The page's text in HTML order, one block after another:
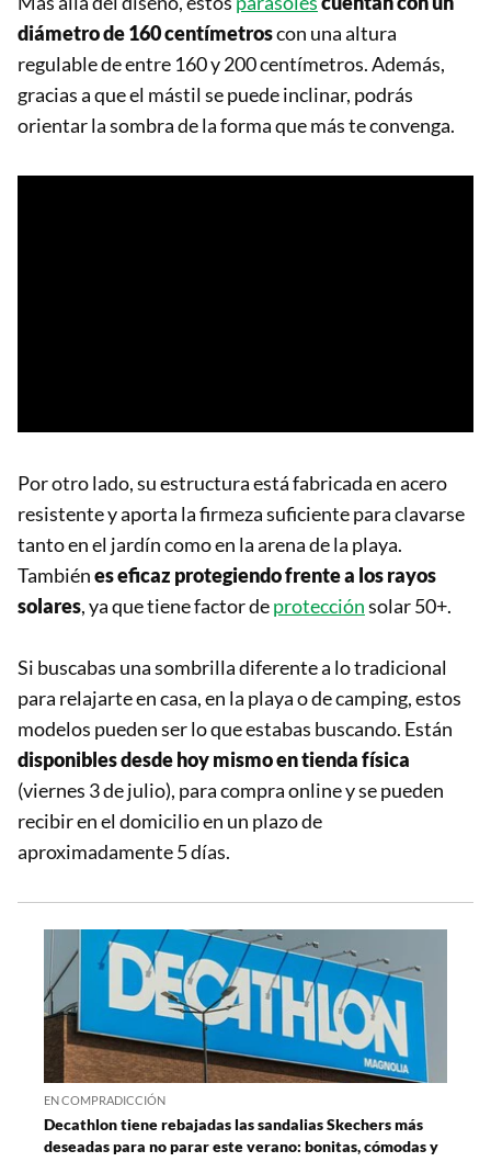
diámetro de 160 centímetroscon una altura
regulable de entre 160 y 200 centímetros. Además,
gracias a que el mástil se puede inclinar, podrás
orientar la sombra de la forma que más te convenga.
Por otro lado, su estructura está fabricada en acero
resistente y aporta la firmeza suficiente para clavarse
tanto en el jardín como en la arena de la playa.
Tambiénes eficaz protegiendo frente a los rayos
solares, ya que tiene factor deprotecciónsolar 50+.
Si buscabas una sombrilla diferente a lo tradicional
para relajarte en casa, en la playa o de camping, estos
modelos pueden ser lo que estabas buscando. Están
disponibles desde hoy mismo en tienda física
(viernes 3 de julio), para compra online y se pueden
recibir en el domicilio en un plazo de
aproximadamente 5 días.
EN COMPRADICCIÓN
Decathlon tiene rebajadas las sandalias Skechers más
deseadas para no parar este verano: bonitas, cómodas y